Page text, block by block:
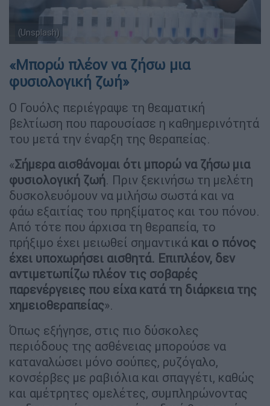
(Unsplash)
«Μπορώ πλέον να ζήσω μια
φυσιολογική ζωή»
Ο Γουόλς περιέγραψε τη θεαματική
βελτίωση που παρουσίασε η καθημερινότητά
του μετά την έναρξη της θεραπείας.
«Σήμερα αισθάνομαι ότι μπορώ να ζήσω μια
φυσιολογική ζωή. Πριν ξεκινήσω τη μελέτη
δυσκολευόμουν να μιλήσω σωστά και να
φάω εξαιτίας του πρηξίματος και του πόνου.
Από τότε που άρχισα τη θεραπεία, το
πρήξιμο έχει μειωθεί σημαντικά και ο πόνος
έχει υποχωρήσει αισθητά. Επιπλέον, δεν
αντιμετωπίζω πλέον τις σοβαρές
παρενέργειες που είχα κατά τη διάρκεια της
χημειοθεραπείας».
Όπως εξήγησε, στις πιο δύσκολες
περιόδους της ασθένειας μπορούσε να
καταναλώσει μόνο σούπες, ρυζόγαλο,
κονσέρβες με ραβιόλια και σπαγγέτι, καθώς
και αμέτρητες ομελέτες, συμπληρώνοντας